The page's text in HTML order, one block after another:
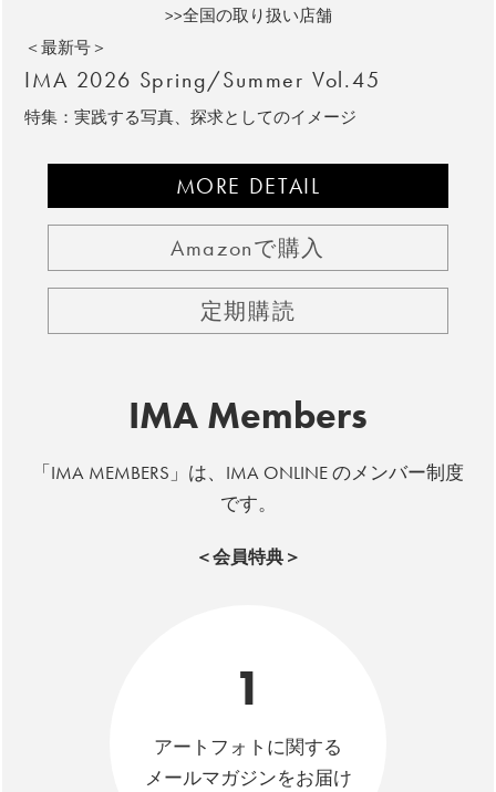
>>全国の取り扱い店舗
＜最新号＞
IMA 2026 Spring/Summer Vol.45
特集：実践する写真、探求としてのイメージ
MORE DETAIL
Amazonで購入
定期購読
IMA Members
「IMA MEMBERS」は、IMA ONLINE のメンバー制度
です。
＜会員特典＞
1
アートフォトに関する
メールマガジンをお届け